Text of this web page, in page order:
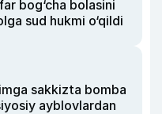
bog‘cha bolasini
sud hukmi o‘qildi
sakkizta bomba
ayblovlardan